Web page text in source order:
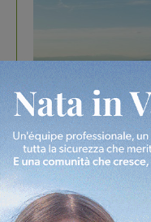
In vetrina 6 Agosto 2026
Gita di famiglia a
divertire i tuoi figli